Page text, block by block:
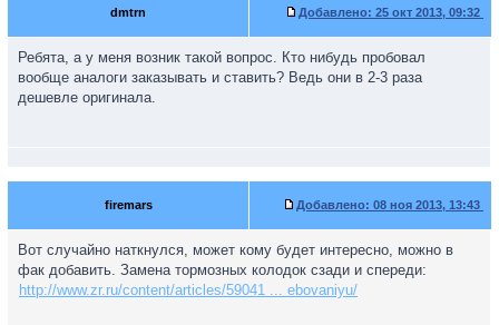
dmtrn Добавлено: 25 окт 2013, 09:32
Ребята, а у меня возник такой вопрос. Кто нибудь пробовал
вообще аналоги заказывать и ставить? Ведь они в 2-3 раза
дешевле оригинала.
firemars Добавлено: 08 ноя 2013, 13:43
Вот случайно наткнулся, может кому будет интересно, можно в
фак добавить. Замена тормозных колодок сзади и спереди:
http://www.zr.ru/content/articles/59041 ... ebovaniyu/